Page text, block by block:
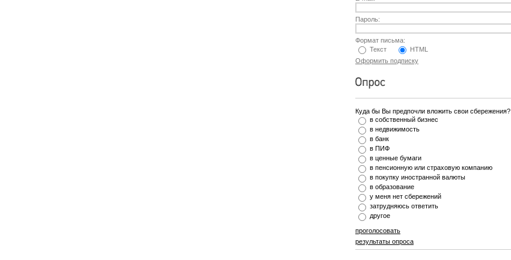
Пароль:
Формат письма:
Текст
HTML
Оформить подписку
Куда бы Вы предпочли вложить свои сбережения?
в собственный бизнес
в недвижимость
в банк
в ПИФ
в ценные бумаги
в пенсионную или страховую компанию
в покупку иностранной валюты
в образование
у меня нет сбережений
затрудняюсь ответить
другое
проголосовать
результаты опроса